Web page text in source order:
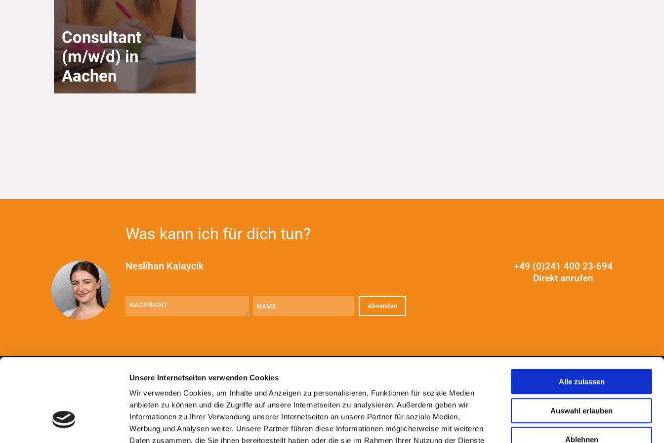
Unsere Internetseiten verwenden Cookies
Wir verwenden Cookies, um Inhalte und Anzeigen zu personalisieren, Funktionen für soziale Medien
anbieten zu können und die Zugriffe auf unsere Internetseiten zu analysieren. Außerdem geben wir
Informationen zu Ihrer Verwendung unserer Internetseiten an unsere Partner für soziale Medien,
Werbung und Analysen weiter. Unsere Partner führen diese Informationen möglicherweise mit weiteren
Daten zusammen, die Sie ihnen bereitgestellt haben oder die sie im Rahmen Ihrer Nutzung der Dienste
Alle zulassen
Auswahl erlauben
Ablehnen
Consultant
(m/w/d) in
Aachen
Was kann ich für dich tun?
Neslihan Kalaycik
+49 (0)241 400 23-694
Direkt anrufen
(erforderlich)
Aachen. Im Herzen Europas.
Im Süsterfeld 5–7
52072 Aachen
NIEDERLASSUNG ESSEN
Dietrich-Oppenberg-Platz 1
45127 Essen